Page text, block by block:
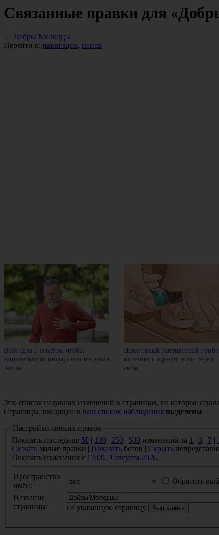
Связанные правки для
← Добры Молодцы
Перейти к: навигация, поиск
Врач дала 5 советов, чтобы
защититься от инфаркта и инсульта
летом
Даже самый запущенный
исчезнет с корнем, если перед
сном…
Это список недавних изменений в страницах, на которые
Страницы, входящие в ваш список наблюдения выделены.
Настройки свежих правок
Показать последние 50 | 100 | 250 | 500 изменений за 1 | 3 | 7 |
Скрыть малые правки | Показать ботов | Скрыть
Показать изменения с 13:09, 9 августа 2026.
Пространство
имён:
Обратить
Название
страницы:
на указанную страницу